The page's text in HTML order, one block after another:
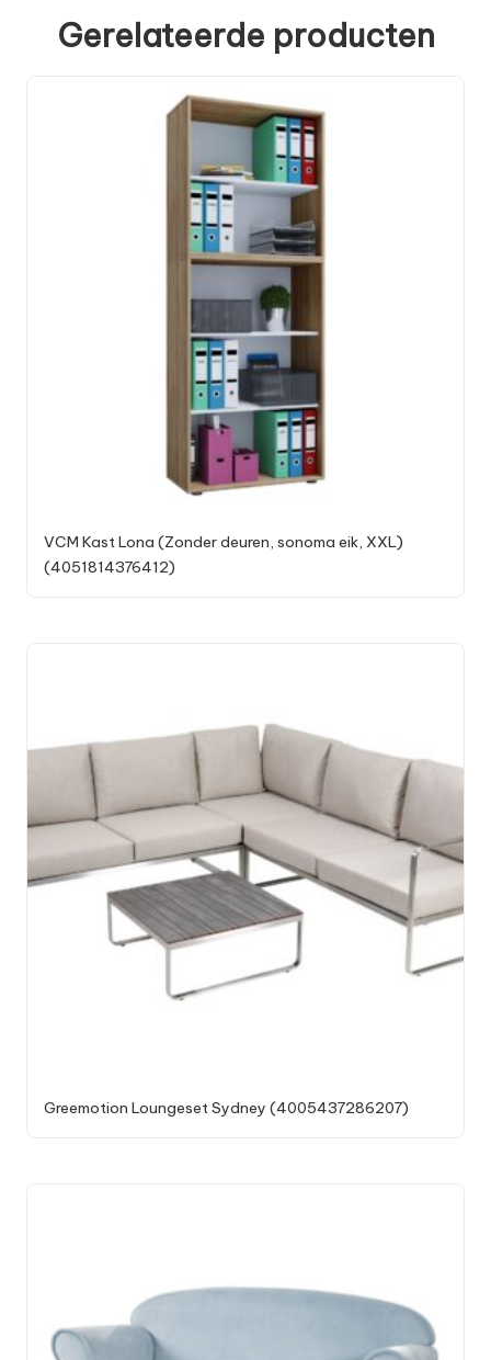
Gerelateerde producten
VCM Kast Lona (Zonder deuren, sonoma eik, XXL)
(4051814376412)
Greemotion Loungeset Sydney (4005437286207)